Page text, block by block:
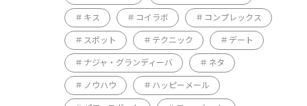
キス コイラボ コンプレックス
スポット テクニック デート
ナジャ・グランディーバ ネタ
ノウハウ ハッピーメール